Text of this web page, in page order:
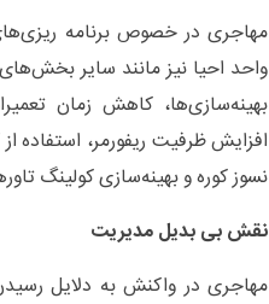
مهاجری در خصوص برنامه
واحد احیا نیز مانند سایر
بهینه‌سازی‌ها، کاهش زمان
افزایش ظرفیت ریفورمر، استفاده
نسوز کوره و بهینه‌سازی کولینگ
نقش بی بدیل مدیریت
مهاجری در واکنش به دلایل